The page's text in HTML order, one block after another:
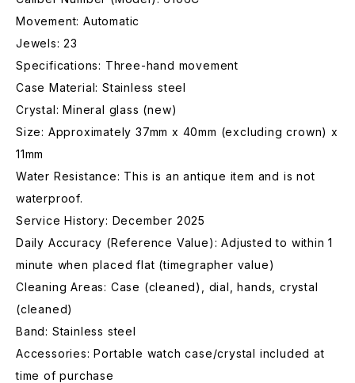
Movement: Automatic
Jewels: 23
Specifications: Three-hand movement
Case Material: Stainless steel
Crystal: Mineral glass (new)
Size: Approximately 37mm x 40mm (excluding crown) x
11mm
Water Resistance: This is an antique item and is not
waterproof.
Service History: December 2025
Daily Accuracy (Reference Value): Adjusted to within 1
minute when placed flat (timegrapher value)
Cleaning Areas: Case (cleaned), dial, hands, crystal
(cleaned)
Band: Stainless steel
Accessories: Portable watch case/crystal included at
time of purchase